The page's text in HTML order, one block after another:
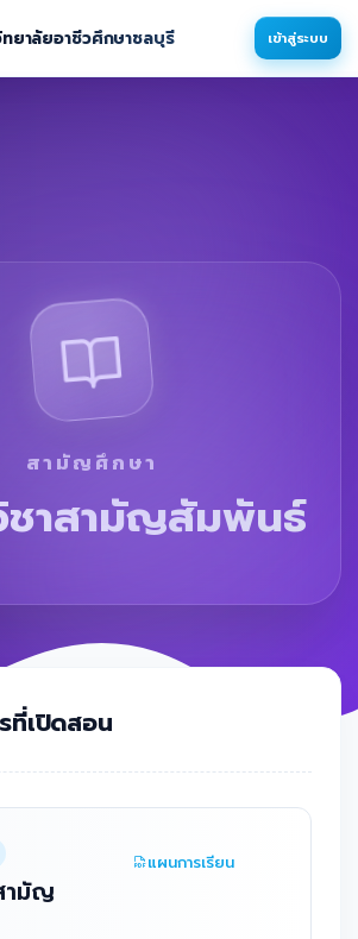
ยาลัยอาชีวศึกษาชลบุรี เข้าสู่ระบบ
สามัญศึกษา
าสามัญสัมพันธ์
ที่เปิดสอน
ามัญ
แผนการเรียน